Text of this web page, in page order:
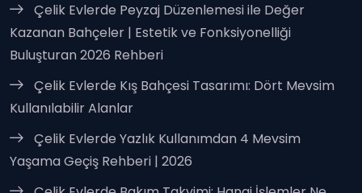
Çelik Evlerde Peyzaj Düzenlemesi ile Değer
Kazanan Bahçeler | Estetik ve Fonksiyonelliği
Buluşturan 2026 Rehberi
Çelik Evlerde Kış Bahçesi Tasarımı: Dört Mevsim
Kullanılabilir Alanlar
Çelik Evlerde Yazlık Kullanımdan 4 Mevsim
Yaşama Geçiş Rehberi | 2026